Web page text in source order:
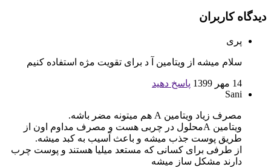
دیدگاه کاربران
پری
سلام میشه از ویتامین آ د برای تقویت مژه استفاده کنیم
14 مهر 1399
پاسخ دهید
Sani
مصرف زیاد ویتامین A هم میتونه مضر باشه.
ویتامین Aمحلول در چربی هست و مصرف مداوم اون از
طریق پوست جذب میشه و باعث آسیب به کبد میشه.
از طرفی برای کسانی که مستعد میلیا هستند و پوست چرب
دارند مشکل ساز میشه